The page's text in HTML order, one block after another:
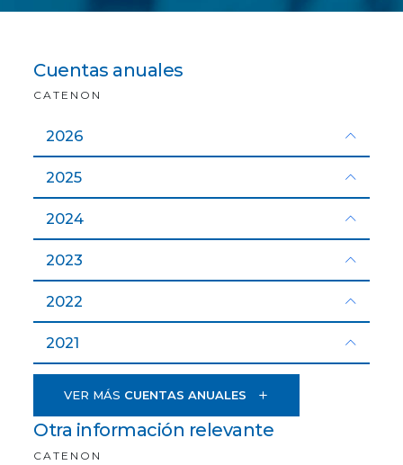
Cuentas anuales
CATENON
2026
2025
2024
2023
2022
2021
VER MÁS CUENTAS ANUALES
Otra información relevante
CATENON